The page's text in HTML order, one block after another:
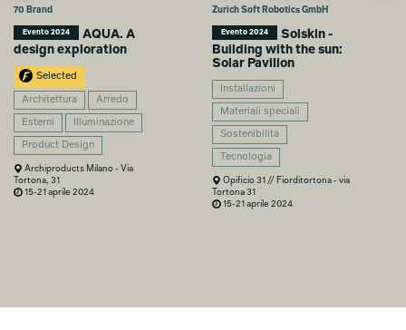
70 Brand
Evento 2024
AQUA. A
design exploration
Selected
Architettura Arredo
Esterni Illuminazione
Product Design
Archiproducts Milano - Via
Tortona, 31
15-21 aprile 2024
Zurich Soft Robotics GmbH
Evento 2024
Solskin -
Building with the sun:
Solar Pavilion
Installazioni
Materiali speciali
Sostenibilità
Tecnologia
Opificio 31 // Fiorditortona - via
Tortona 31
15-21 aprile 2024